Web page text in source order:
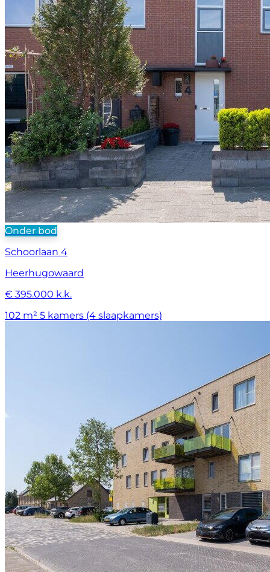
Onder bod
Schoorlaan 4
Heerhugowaard
€ 395.000 k.k.
102 m² 5 kamers (4 slaapkamers)